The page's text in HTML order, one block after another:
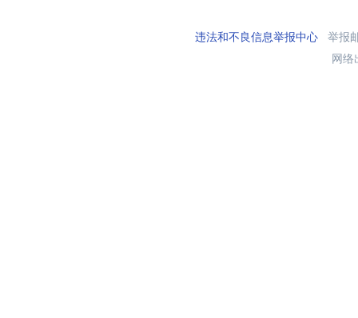
违法和不良信息举报中心举报
网